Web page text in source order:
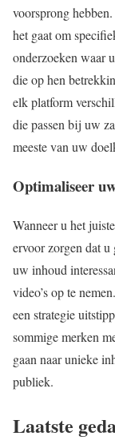
voorsprong
het gaat om
onderzoeken waar
die op hen
elk platform
die passen bij uw
meeste van uw
Optimaliseer
Wanneer u het
ervoor zorgen dat
uw inhoud
video’s op te
een strategie
sommige merken
gaan naar unieke
publiek.
Laatste